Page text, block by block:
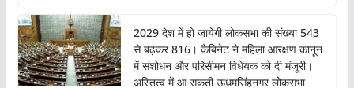
2029 देश में हो जायेगी लोकसभा की संख्या 543
से बढ़कर 816। कैबिनेट ने महिला आरक्षण कानून
में संशोधन और परिसीमन विधेयक को दी मंजूरी।
अस्तित्व में आ सकती ऊधमसिंहनगर लोकसभा